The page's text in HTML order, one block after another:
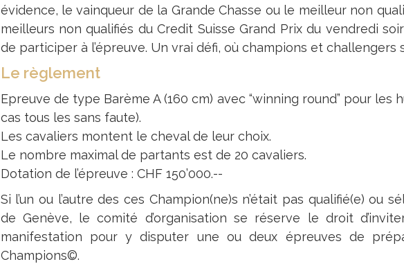
évidence, le vainqueur de la Grande Chasse ou le meilleur non
meilleurs non qualifiés du Credit Suisse Grand Prix du vendredi
de participer à l’épreuve. Un vrai défi, où champions et challengers
Le règlement
Epreuve de type Barème A (160 cm) avec “winning round” pour les
cas tous les sans faute).
Les cavaliers montent le cheval de leur choix.
Le nombre maximal de partants est de 20 cavaliers.
Dotation de l’épreuve : CHF 150’000.--
Si l’un ou l’autre des ces Champion(ne)s n’était pas qualifié(e) ou
de Genève, le comité d’organisation se réserve le droit
manifestation pour y disputer une ou deux épreuves de
Champions©.